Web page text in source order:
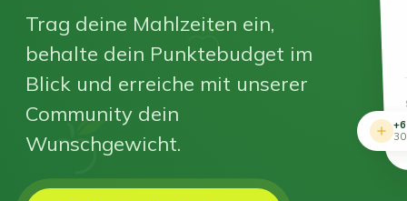
Trag deine Mahlzeiten ein,
behalte dein Punktebudget im
Blick und erreiche mit unserer
Community dein
Wunschgewicht.